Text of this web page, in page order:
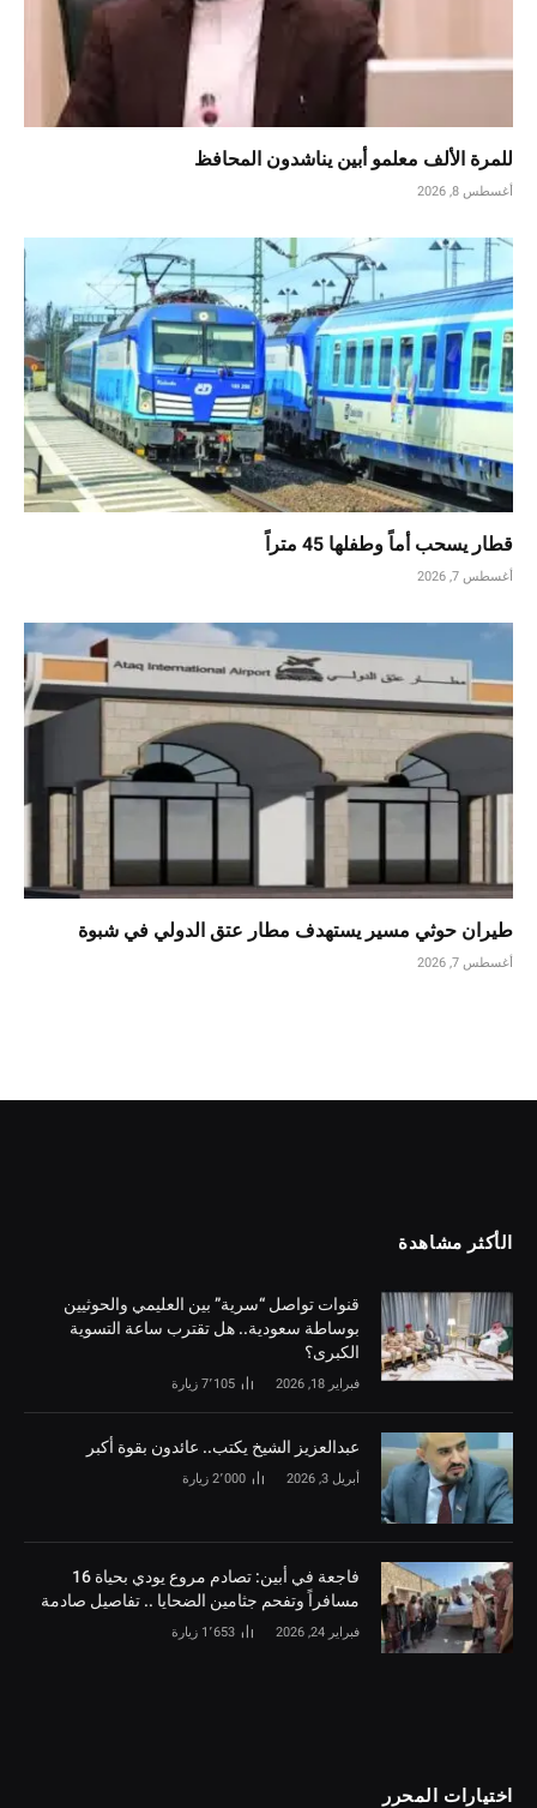
للمرة الألف معلمو أبين يناشدون المحافظ
أغسطس 8, 2026
قطار يسحب أماً وطفلها 45 متراً
أغسطس 7, 2026
طيران حوثي مسير يستهدف مطار عتق الدولي في شبوة
أغسطس 7, 2026
الأكثر مشاهدة
قنوات تواصل “سرية” بين العليمي والحوثيين
بوساطة سعودية.. هل تقترب ساعة التسوية
الكبرى؟
فبراير 18, 2026 7٬105 زيارة
‏عبدالعزيز الشيخ يكتب.. عائدون بقوة أكبر
أبريل 3, 2026 2٬000 زيارة
فاجعة في أبين: تصادم مروع يودي بحياة 16
مسافراً وتفحم جثامين الضحايا .. تفاصيل صادمة
فبراير 24, 2026 1٬653 زيارة
اختيارات المحرر